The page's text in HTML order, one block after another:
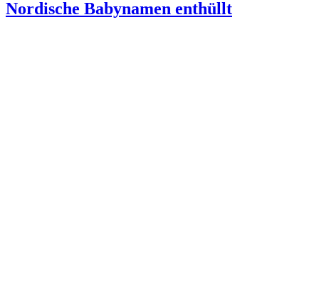
Nordische Babynamen enthüllt